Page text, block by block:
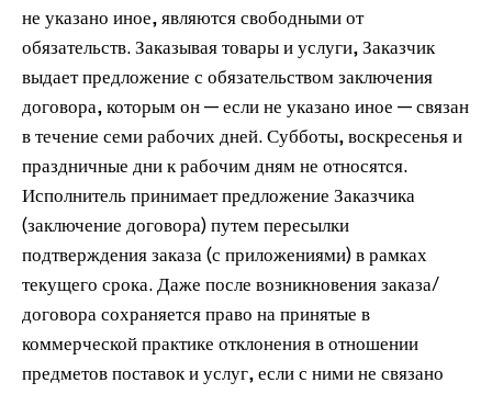
не указано иное, являются свободными от
обязательств. Заказывая товары и услуги, Заказчик
выдает предложение с обязательством заключения
договора, которым он — если не указано иное — связан
в течение семи рабочих дней. Субботы, воскресенья и
праздничные дни к рабочим дням не относятся.
Исполнитель принимает предложение Заказчика
(заключение договора) путем пересылки
подтверждения заказа (с приложениями) в рамках
текущего срока. Даже после возникновения заказа/
договора сохраняется право на принятые в
коммерческой практике отклонения в отношении
предметов поставок и услуг, если с ними не связано